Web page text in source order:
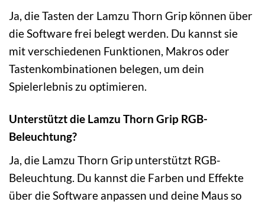
Ja, die Tasten der Lamzu Thorn Grip können über
die Software frei belegt werden. Du kannst sie
mit verschiedenen Funktionen, Makros oder
Tastenkombinationen belegen, um dein
Spielerlebnis zu optimieren.
Unterstützt die Lamzu Thorn Grip RGB-
Beleuchtung?
Ja, die Lamzu Thorn Grip unterstützt RGB-
Beleuchtung. Du kannst die Farben und Effekte
über die Software anpassen und deine Maus so